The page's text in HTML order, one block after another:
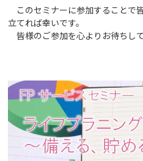
このセミナーに参加することで
立てれば幸いです。
皆様のご参加を心よりお待ちし